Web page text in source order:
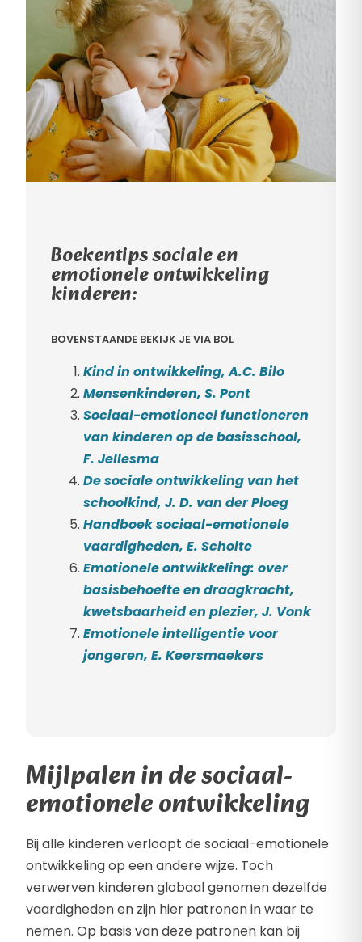
Boekentips sociale en
emotionele ontwikkeling
kinderen:
BOVENSTAANDE BEKIJK JE VIA BOL
Kind in ontwikkeling, A.C. Bilo
Mensenkinderen, S. Pont
Sociaal-emotioneel functioneren
van kinderen op de basisschool,
F. Jellesma
De sociale ontwikkeling van het
schoolkind, J. D. van der Ploeg
Handboek sociaal-emotionele
vaardigheden, E. Scholte
Emotionele ontwikkeling: over
basisbehoefte en draagkracht,
kwetsbaarheid en plezier, J. Vonk
Emotionele intelligentie voor
jongeren, E. Keersmaekers
Mijlpalen in de sociaal-
emotionele ontwikkeling
Bij alle kinderen verloopt de sociaal-emotionele
ontwikkeling op een andere wijze. Toch
verwerven kinderen globaal genomen dezelfde
vaardigheden en zijn hier patronen in waar te
nemen. Op basis van deze patronen kan bij